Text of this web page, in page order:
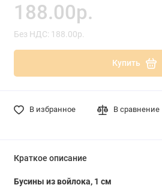
188.00р.
Без НДС: 188.00р.
Купить
В избранное В сравнение
Краткое описание
Бусины из войлока, 1 см